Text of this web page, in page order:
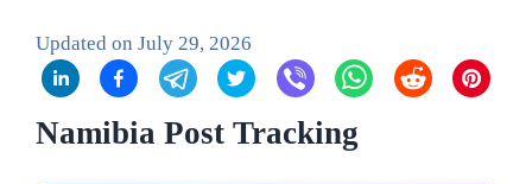
Updated on July 29, 2026
Namibia Post Tracking